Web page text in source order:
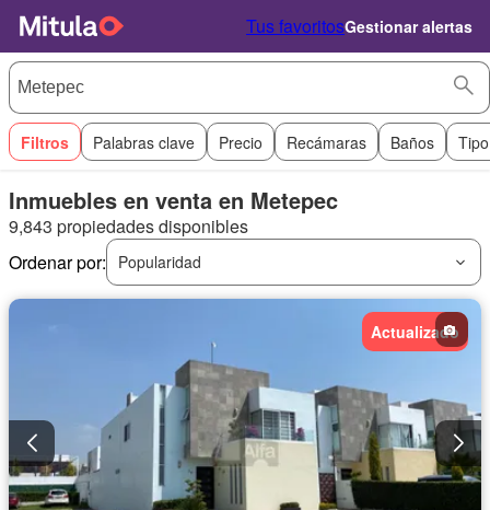
Tus favoritosGestionar alertas
Filtros Palabras clave Precio Recámaras Baños
Inmuebles en venta en Metepec
9,843 propiedades disponibles
Ordenar por:
Popularidad
Actualizado